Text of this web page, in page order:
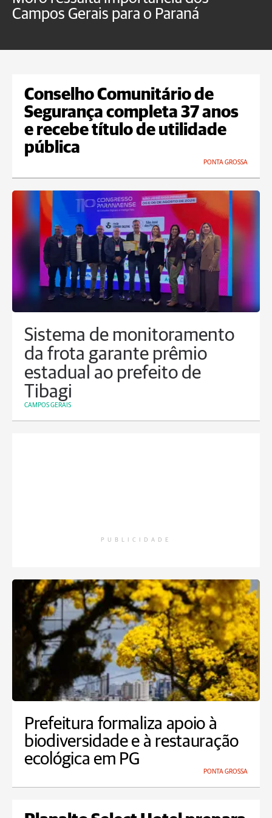
Campos Gerais para o Paraná
Conselho Comunitário de
Segurança completa 37 anos
e recebe título de utilidade
pública
PONTA GROSSA
Sistema de monitoramento
da frota garante prêmio
estadual ao prefeito de
Tibagi
CAMPOS GERAIS
PUBLICIDADE
Prefeitura formaliza apoio à
biodiversidade e à restauração
ecológica em PG
PONTA GROSSA